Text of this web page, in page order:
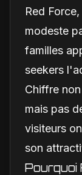
Red
modeste
familles
seekers
Chiffre
mais pas
visiteurs
son
Pourquoi